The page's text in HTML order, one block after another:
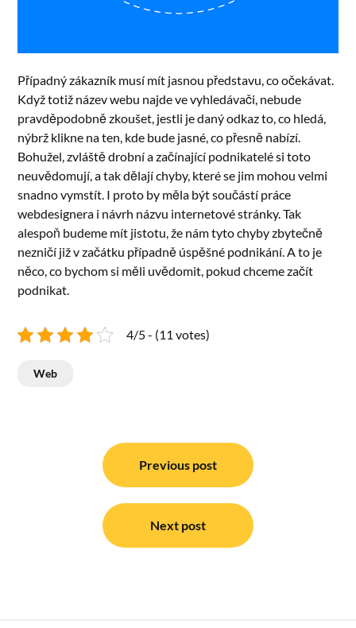
Případný zákazník musí mít jasnou představu, co očekávat.
Když totiž název webu najde ve vyhledávači, nebude
pravděpodobně zkoušet, jestli je daný odkaz to, co hledá,
nýbrž klikne na ten, kde bude jasné, co přesně nabízí.
Bohužel, zvláště drobní a začínající podnikatelé si toto
neuvědomují, a tak dělají chyby, které se jim mohou velmi
snadno vymstít. I proto by měla být součástí práce
webdesignera i návrh názvu internetové stránky. Tak
alespoň budeme mít jistotu, že nám tyto chyby zbytečně
nezničí již v začátku případně úspěšné podnikání. A to je
něco, co bychom si měli uvědomit, pokud chceme začít
podnikat.
4/5 - (11 votes)
Web
Previous post
Next post